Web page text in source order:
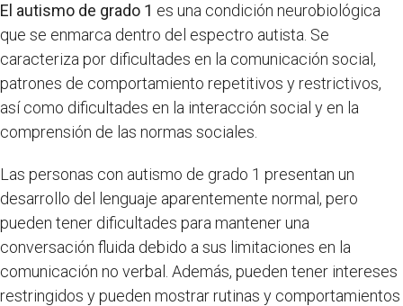
El autismo de grado 1 es una condición neurobiológica
que se enmarca dentro del espectro autista. Se
caracteriza por dificultades en la comunicación social,
patrones de comportamiento repetitivos y restrictivos,
así como dificultades en la interacción social y en la
comprensión de las normas sociales.
Las personas con autismo de grado 1 presentan un
desarrollo del lenguaje aparentemente normal, pero
pueden tener dificultades para mantener una
conversación fluida debido a sus limitaciones en la
comunicación no verbal. Además, pueden tener intereses
restringidos y pueden mostrar rutinas y comportamientos